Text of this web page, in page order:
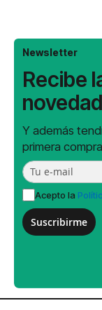
Newsletter
Recibe
Y además
primera
Acepto la
Suscribirme